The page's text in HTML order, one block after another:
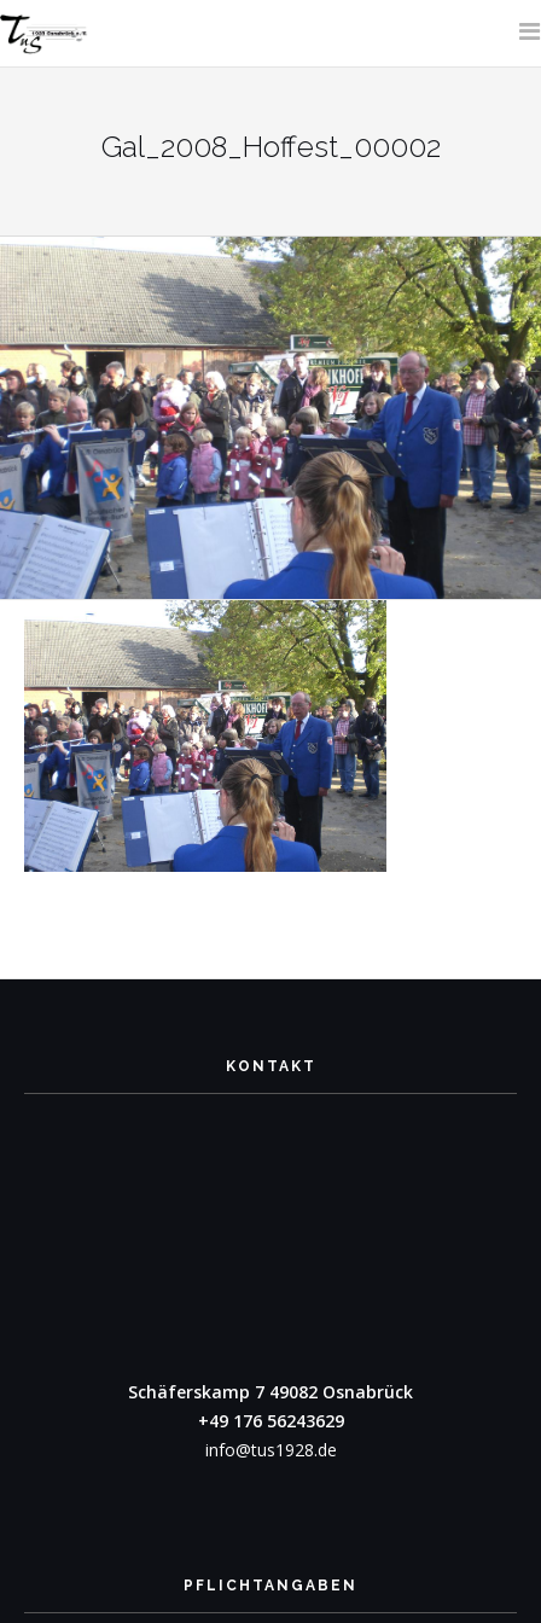
Skip
to
content
Gal_2008_Hoffest_00002
KONTAKT
Schäferskamp 7 49082 Osnabrück
+49 176 56243629
info@tus1928.de
PFLICHTANGABEN